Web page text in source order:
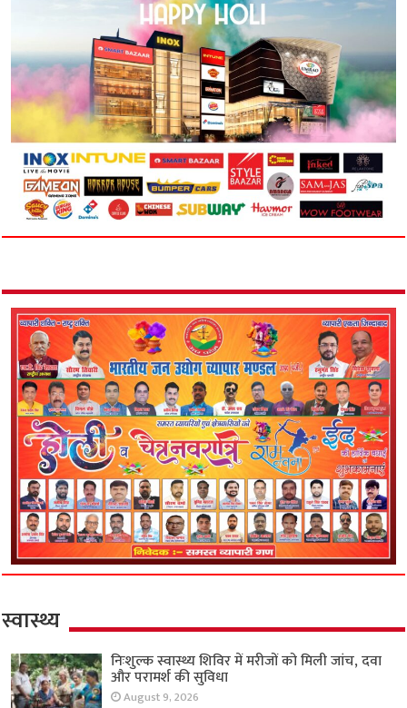
स्वास्थ्य
निःशुल्क स्वास्थ्य शिविर में मरीजों को मिली जांच, दवा
और परामर्श की सुविधा
August 9, 2026